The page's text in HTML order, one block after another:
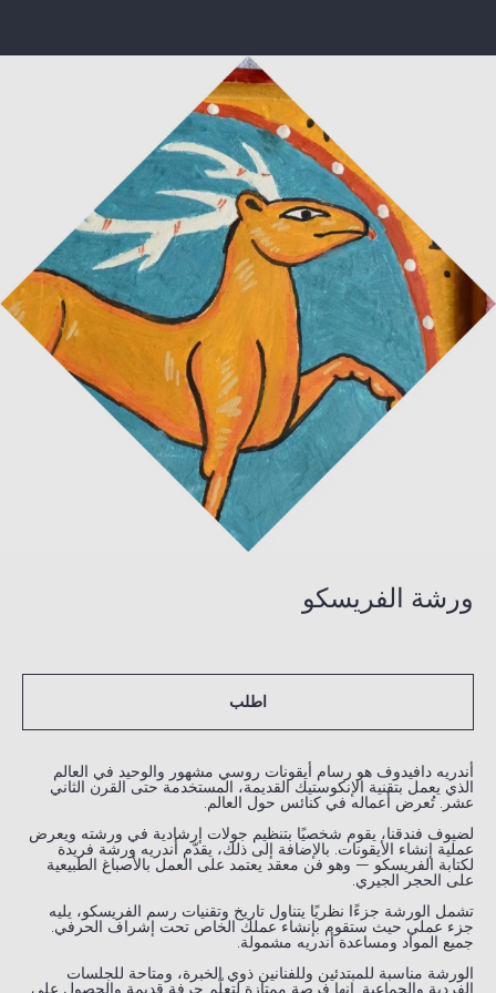
ورشة الفريسكو
اطلب
أندريه دافيدوف هو رسام أيقونات روسي مشهور والوحيد في العالم
الذي يعمل بتقنية الإنكوستيك القديمة، المستخدمة حتى القرن الثاني
عشر. تُعرض أعماله في كنائس حول العالم.
لضيوف فندقنا، يقوم شخصيًا بتنظيم جولات إرشادية في ورشته ويعرض
عملية إنشاء الأيقونات. بالإضافة إلى ذلك، يقدّم أندريه ورشة فريدة
لكتابة الفريسكو — وهو فن معقد يعتمد على العمل بالأصباغ الطبيعية
على الحجر الجيري.
تشمل الورشة جزءًا نظريًا يتناول تاريخ وتقنيات رسم الفريسكو، يليه
جزء عملي حيث ستقوم بإنشاء عملك الخاص تحت إشراف الحرفي.
جميع المواد ومساعدة أندريه مشمولة.
الورشة مناسبة للمبتدئين وللفنانين ذوي الخبرة، ومتاحة للجلسات
الفردية والجماعية. إنها فرصة ممتازة لتعلّم حرفة قديمة والحصول على